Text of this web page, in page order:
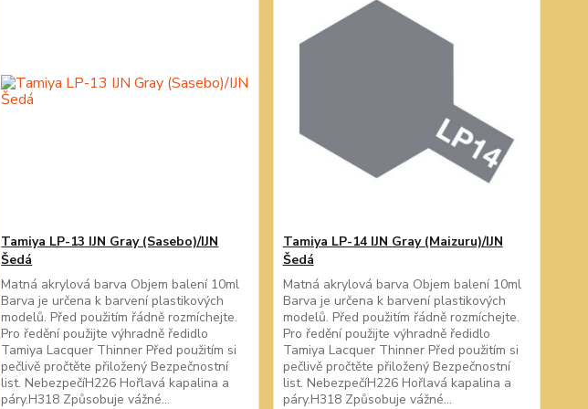
Tamiya LP-13 IJN Gray (Sasebo)/IJN
Šedá
Matná akrylová barva Objem balení 10ml
Barva je určena k barvení plastikových
modelů. Před použitím řádně rozmíchejte.
Pro ředění použijte výhradně ředidlo
Tamiya Lacquer Thinner Před použitím si
pečlivě pročtěte přiložený Bezpečnostní
list. NebezpečíH226 Hořlavá kapalina a
páry.H318 Způsobuje vážné...
Tamiya LP-14 IJN Gray (Maizuru)/IJN
Šedá
Matná akrylová barva Objem balení 10ml
Barva je určena k barvení plastikových
modelů. Před použitím řádně rozmíchejte.
Pro ředění použijte výhradně ředidlo
Tamiya Lacquer Thinner Před použitím si
pečlivě pročtěte přiložený Bezpečnostní
list. NebezpečíH226 Hořlavá kapalina a
páry.H318 Způsobuje vážné...